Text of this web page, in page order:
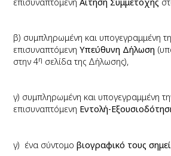
β) συμπληρωμένη και υπογεγραμμένη
επισυναπτόμενηΥπεύθυνη Δήλωση
στην 4η σελίδα της Δήλωσης),
γ) συμπληρωμένη και υπογεγραμμένη
επισυναπτόμενη Εντολή-
γ) ένα σύντομοβιογραφικό τους